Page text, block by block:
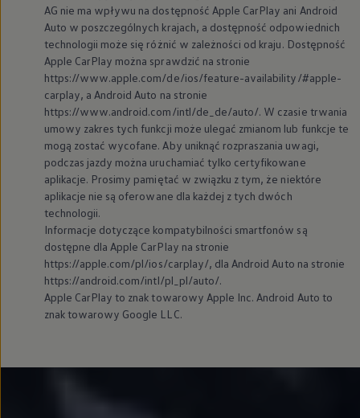
AG nie ma wpływu na dostępność Apple CarPlay ani Android
Auto w poszczególnych krajach, a dostępność odpowiednich
technologii może się różnić w zależności od kraju. Dostępność
Apple CarPlay można sprawdzić na stronie
https://www.apple.com/de/ios/feature-availability/#apple-
carplay, a Android Auto na stronie
https://www.android.com/intl/de_de/auto/. W czasie trwania
umowy zakres tych funkcji może ulegać zmianom lub funkcje te
mogą zostać wycofane. Aby uniknąć rozpraszania uwagi,
podczas jazdy można uruchamiać tylko certyfikowane
aplikacje. Prosimy pamiętać w związku z tym, że niektóre
aplikacje nie są oferowane dla każdej z tych dwóch
technologii.
Informacje dotyczące kompatybilności smartfonów są
dostępne dla Apple CarPlay na stronie
https://apple.com/pl/ios/carplay/, dla Android Auto na stronie
https://android.com/intl/pl_pl/auto/.
Apple CarPlay to znak towarowy Apple Inc. Android Auto to
znak towarowy Google LLC.